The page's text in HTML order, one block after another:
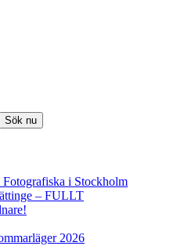
Sök nu
i Stockholm
– FULLT
2026